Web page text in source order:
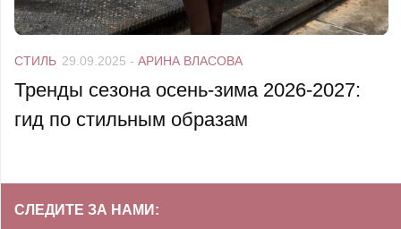
СТИЛЬ 29.09.2025 - АРИНА ВЛАСОВА
Тренды сезона осень-зима 2026-2027:
гид по стильным образам
СЛЕДИТЕ ЗА НАМИ: